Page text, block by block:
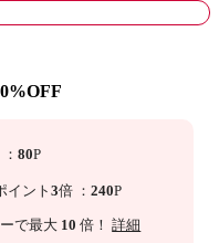
：80P
イント3倍 ：240P
で最大 10 倍！詳細